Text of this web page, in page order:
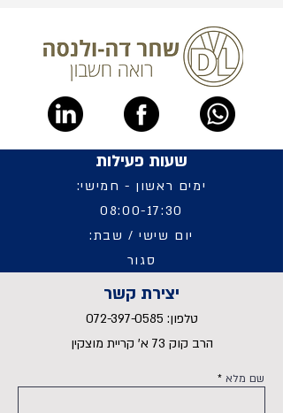
שעות פעילות
ימים ראשון - חמישי:
08:00-17:30
יום שישי / שבת:
סגור
יצירת קשר
טלפון: 072-397-0585
הרב קוק 73 א' קריית מוצקין
שם מלא